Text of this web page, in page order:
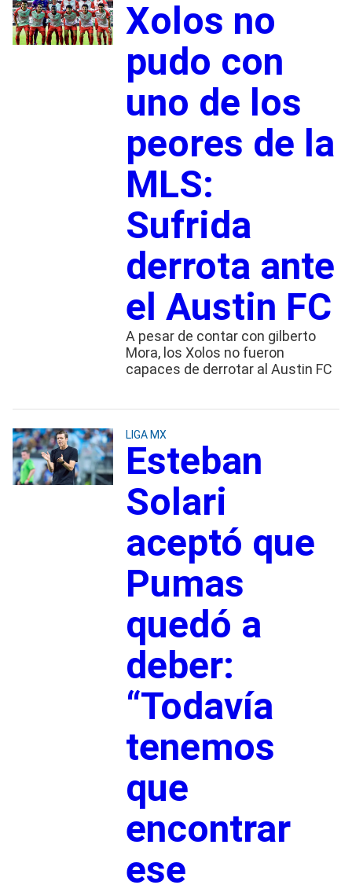
Xolos no
pudo con
uno de los
peores de la
MLS:
Sufrida
derrota ante
el Austin FC
A pesar de contar con gilberto
Mora, los Xolos no fueron
capaces de derrotar al Austin FC
LIGA MX
Esteban
Solari
aceptó que
Pumas
quedó a
deber:
“Todavía
tenemos
que
encontrar
ese